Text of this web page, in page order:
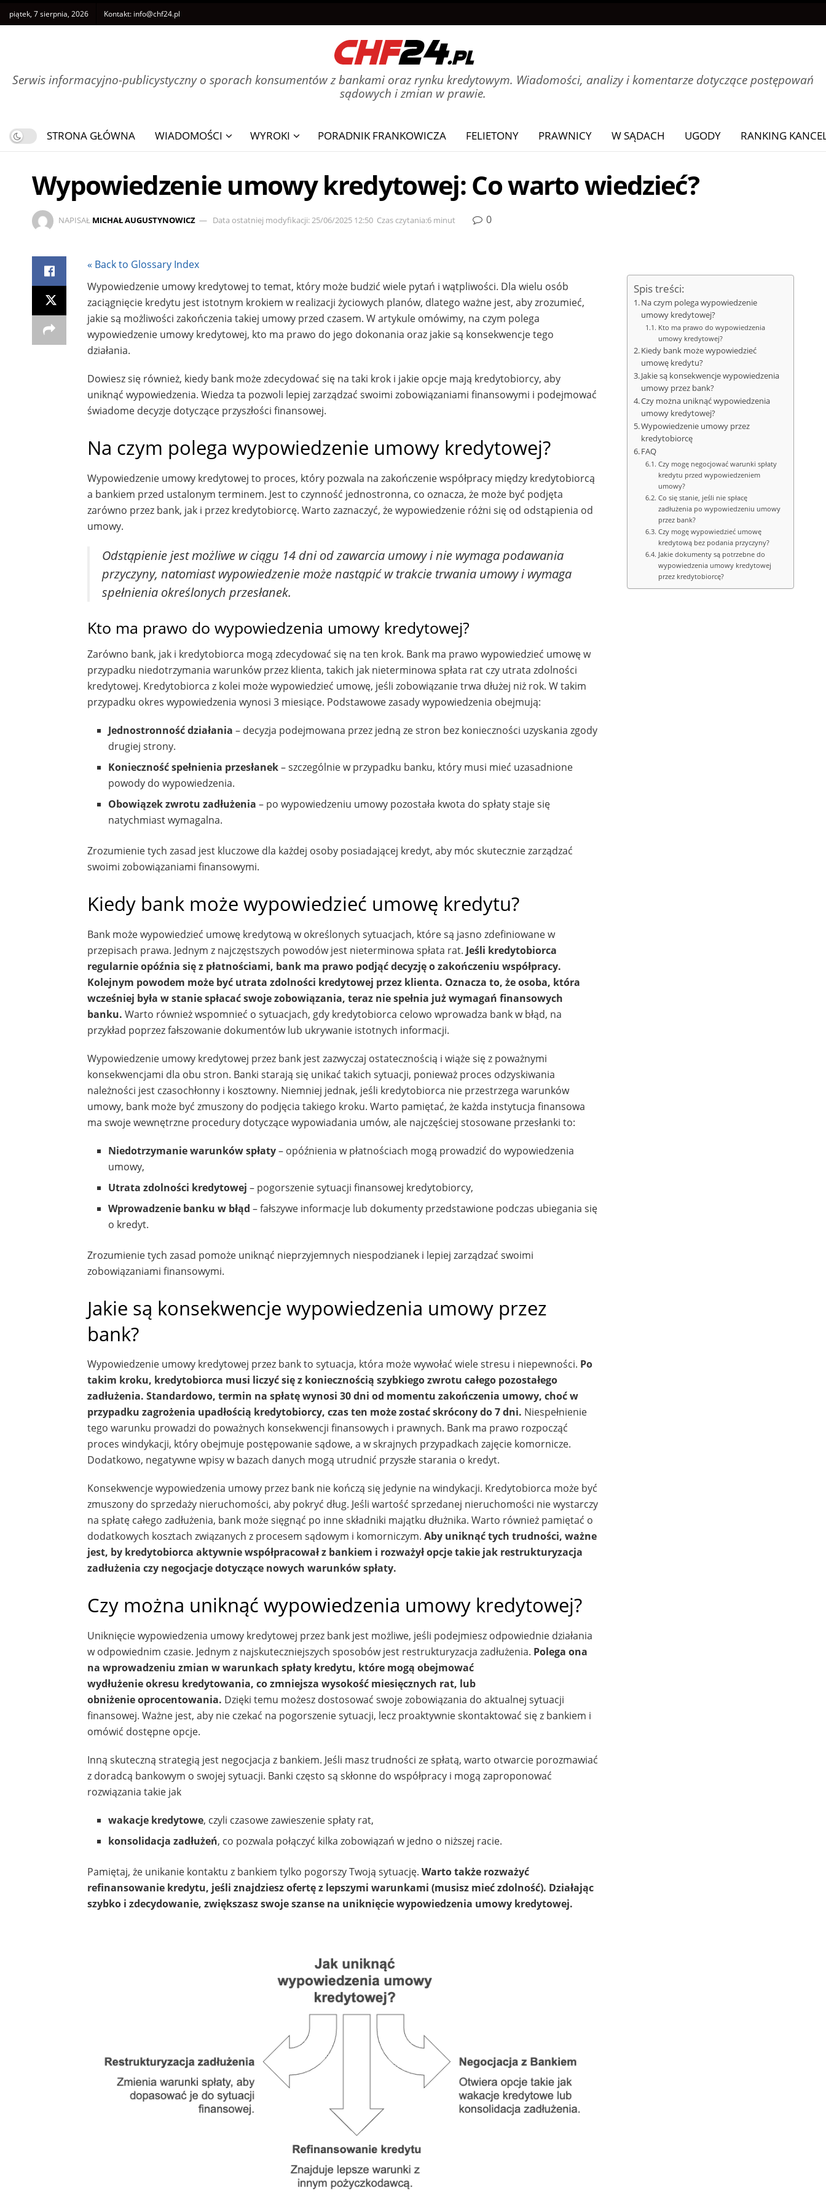
piątek, 7 sierpnia, 2026 Kontakt: info@chf24.pl
Serwis informacyjno-publicystyczny o sporach konsumentów z bankami oraz rynku kredytowym. Wiadomości, analizy i komentarze dotyczące postępowań
sądowych i zmian w prawie.
STRONA GŁÓWNA WIADOMOŚCI WYROKI PORADNIK FRANKOWICZA FELIETONY PRAWNICY W SĄDACH UGODY RANKING
Wypowiedzenie umowy kredytowej: Co warto wiedzieć?
NAPISAŁ MICHAŁ AUGUSTYNOWICZ Data ostatniej modyfikacji: 25/06/2025 12:50 Czas czytania:6 minut 0
« Back to Glossary Index
Wypowiedzenie umowy kredytowej to temat, który może budzić wiele pytań i wątpliwości. Dla wielu osób
zaciągnięcie kredytu jest istotnym krokiem w realizacji życiowych planów, dlatego ważne jest, aby zrozumieć,
jakie są możliwości zakończenia takiej umowy przed czasem. W artykule omówimy, na czym polega
wypowiedzenie umowy kredytowej, kto ma prawo do jego dokonania oraz jakie są konsekwencje tego
działania.
Dowiesz się również, kiedy bank może zdecydować się na taki krok i jakie opcje mają kredytobiorcy, aby
uniknąć wypowiedzenia. Wiedza ta pozwoli lepiej zarządzać swoimi zobowiązaniami finansowymi i podejmować
świadome decyzje dotyczące przyszłości finansowej.
Na czym polega wypowiedzenie umowy kredytowej?
Wypowiedzenie umowy kredytowej to proces, który pozwala na zakończenie współpracy między kredytobiorcą
a bankiem przed ustalonym terminem. Jest to czynność jednostronna, co oznacza, że może być podjęta
zarówno przez bank, jak i przez kredytobiorcę. Warto zaznaczyć, że wypowiedzenie różni się od odstąpienia od
umowy.
Odstąpienie jest możliwe w ciągu 14 dni od zawarcia umowy i nie wymaga podawania
przyczyny, natomiast wypowiedzenie może nastąpić w trakcie trwania umowy i wymaga
spełnienia określonych przesłanek.
Kto ma prawo do wypowiedzenia umowy kredytowej?
Zarówno bank, jak i kredytobiorca mogą zdecydować się na ten krok. Bank ma prawo wypowiedzieć umowę w
przypadku niedotrzymania warunków przez klienta, takich jak nieterminowa spłata rat czy utrata zdolności
kredytowej. Kredytobiorca z kolei może wypowiedzieć umowę, jeśli zobowiązanie trwa dłużej niż rok. W takim
przypadku okres wypowiedzenia wynosi 3 miesiące. Podstawowe zasady wypowiedzenia obejmują:
Jednostronność działania – decyzja podejmowana przez jedną ze stron bez konieczności uzyskania zgody
drugiej strony.
Konieczność spełnienia przesłanek– szczególnie w przypadku banku, który musi mieć uzasadnione
powody do wypowiedzenia.
Obowiązek zwrotu zadłużenia – po wypowiedzeniu umowy pozostała kwota do spłaty staje się
natychmiast wymagalna.
Zrozumienie tych zasad jest kluczowe dla każdej osoby posiadającej kredyt, aby móc skutecznie zarządzać
swoimi zobowiązaniami finansowymi.
Kiedy bank może wypowiedzieć umowę kredytu?
Bank może wypowiedzieć umowę kredytową w określonych sytuacjach, które są jasno zdefiniowane w
przepisach prawa. Jednym z najczęstszych powodów jest nieterminowa spłata rat. Jeśli kredytobiorca
regularnie opóźnia się z płatnościami, bank ma prawo podjąć decyzję o zakończeniu współpracy.
Kolejnym powodem może być utrata zdolności kredytowej przez klienta. Oznacza to, że osoba, która
wcześniej była w stanie spłacać swoje zobowiązania, teraz nie spełnia już wymagań finansowych
banku. Warto również wspomnieć o sytuacjach, gdy kredytobiorca celowo wprowadza bank w błąd, na
przykład poprzez fałszowanie dokumentów lub ukrywanie istotnych informacji.
Wypowiedzenie umowy kredytowej przez bank jest zazwyczaj ostatecznością i wiąże się z poważnymi
konsekwencjami dla obu stron. Banki starają się unikać takich sytuacji, ponieważ proces odzyskiwania
należności jest czasochłonny i kosztowny. Niemniej jednak, jeśli kredytobiorca nie przestrzega warunków
umowy, bank może być zmuszony do podjęcia takiego kroku. Warto pamiętać, że każda instytucja finansowa
ma swoje wewnętrzne procedury dotyczące wypowiadania umów, ale najczęściej stosowane przesłanki to:
Niedotrzymanie warunków spłaty– opóźnienia w płatnościach mogą prowadzić do wypowiedzenia
umowy,
Utrata zdolności kredytowej – pogorszenie sytuacji finansowej kredytobiorcy,
Wprowadzenie banku w błąd – fałszywe informacje lub dokumenty przedstawione podczas ubiegania się
o kredyt.
Zrozumienie tych zasad pomoże uniknąć nieprzyjemnych niespodzianek i lepiej zarządzać swoimi
zobowiązaniami finansowymi.
Jakie są konsekwencje wypowiedzenia umowy przez
bank?
Wypowiedzenie umowy kredytowej przez bank to sytuacja, która może wywołać wiele stresu i niepewności. Po
takim kroku, kredytobiorca musi liczyć się z koniecznością szybkiego zwrotu całego pozostałego
zadłużenia. Standardowo, termin na spłatę wynosi 30 dni od momentu zakończenia umowy, choć w
przypadku zagrożenia upadłością kredytobiorcy, czas ten może zostać skrócony do 7 dni. Niespełnienie
tego warunku prowadzi do poważnych konsekwencji finansowych i prawnych. Bank ma prawo rozpocząć
proces windykacji, który obejmuje postępowanie sądowe, a w skrajnych przypadkach zajęcie komornicze.
Dodatkowo, negatywne wpisy w bazach danych mogą utrudnić przyszłe starania o kredyt.
Konsekwencje wypowiedzenia umowy przez bank nie kończą się jedynie na windykacji. Kredytobiorca może być
zmuszony do sprzedaży nieruchomości, aby pokryć dług. Jeśli wartość sprzedanej nieruchomości nie wystarczy
na spłatę całego zadłużenia, bank może sięgnąć po inne składniki majątku dłużnika. Warto również pamiętać o
dodatkowych kosztach związanych z procesem sądowym i komorniczym. Aby uniknąć tych trudności, ważne
jest, by kredytobiorca aktywnie współpracował z bankiem i rozważył opcje takie jak restrukturyzacja
zadłużenia czy negocjacje dotyczące nowych warunków spłaty.
Czy można uniknąć wypowiedzenia umowy kredytowej?
Uniknięcie wypowiedzenia umowy kredytowej przez bank jest możliwe, jeśli podejmiesz odpowiednie działania
w odpowiednim czasie. Jednym z najskuteczniejszych sposobów jest restrukturyzacja zadłużenia. Polega ona
na wprowadzeniu zmian w warunkach spłaty kredytu, które mogą obejmować
wydłużenie okresu kredytowania, co zmniejsza wysokość miesięcznych rat, lub
obniżenie oprocentowania. Dzięki temu możesz dostosować swoje zobowiązania do aktualnej sytuacji
finansowej. Ważne jest, aby nie czekać na pogorszenie sytuacji, lecz proaktywnie skontaktować się z bankiem i
omówić dostępne opcje.
Inną skuteczną strategią jest negocjacja z bankiem. Jeśli masz trudności ze spłatą, warto otwarcie porozmawiać
z doradcą bankowym o swojej sytuacji. Banki często są skłonne do współpracy i mogą zaproponować
rozwiązania takie jak
wakacje kredytowe, czyli czasowe zawieszenie spłaty rat,
konsolidacja zadłużeń, co pozwala połączyć kilka zobowiązań w jedno o niższej racie.
Pamiętaj, że unikanie kontaktu z bankiem tylko pogorszy Twoją sytuację. Warto także rozważyć
refinansowanie kredytu, jeśli znajdziesz ofertę z lepszymi warunkami (musisz mieć zdolność). Działając
szybko i zdecydowanie, zwiększasz swoje szanse na uniknięcie wypowiedzenia umowy kredytowej.
Spis treści:
Na czym polega wypowiedzenie
umowy kredytowej?
Kto ma prawo do wypowiedzenia
umowy kredytowej?
Kiedy bank może wypowiedzieć
umowę kredytu?
Jakie są konsekwencje wypowiedzenia
umowy przez bank?
Czy można uniknąć wypowiedzenia
umowy kredytowej?
Wypowiedzenie umowy przez
kredytobiorcę
FAQ
Czy mogę negocjować warunki spłaty
kredytu przed wypowiedzeniem
umowy?
Co się stanie, jeśli nie spłacę
zadłużenia po wypowiedzeniu umowy
przez bank?
Czy mogę wypowiedzieć umowę
kredytową bez podania przyczyny?
Jakie dokumenty są potrzebne do
wypowiedzenia umowy kredytowej
przez kredytobiorcę?